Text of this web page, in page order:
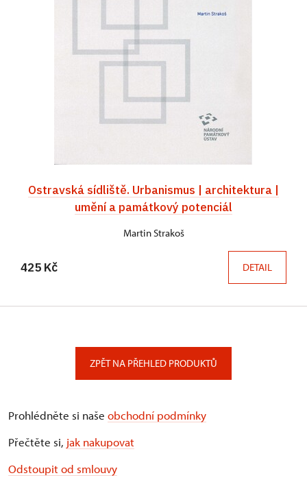
Ostravská sídliště. Urbanismus | architektura |
umění a památkový potenciál
Martin Strakoš
425 Kč DETAIL
ZPĚT NA PŘEHLED PRODUKTŮ
Prohlédněte si naše obchodní podmínky
Přečtěte si, jak nakupovat
Odstoupit od smlouvy